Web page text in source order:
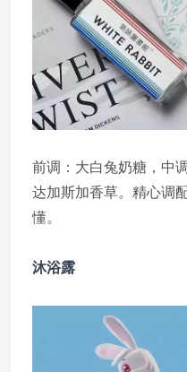
前调：大白兔奶糖，中
达加斯加香草。精心调
懂。
沐浴露